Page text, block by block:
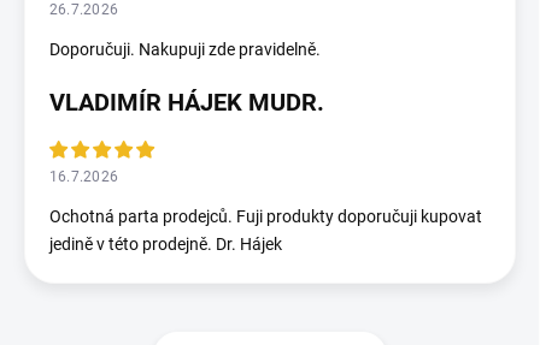
26.7.2026
Doporučuji. Nakupuji zde pravidelně.
VLADIMÍR HÁJEK MUDR.
16.7.2026
Ochotná parta prodejců. Fuji produkty doporučuji kupovat
jedině v této prodejně. Dr. Hájek